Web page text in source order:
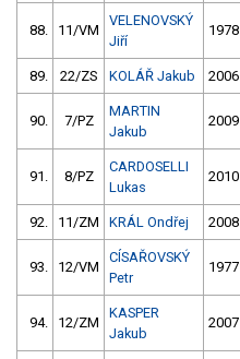
88. 11/VM
VELENOVSKÝ
Jiří
1978
89. 22/ZS KOLÁŘ Jakub 2006
90. 7/PZ
MARTIN
Jakub
2009
91. 8/PZ
CARDOSELLI
Lukas
2010
92. 11/ZM KRÁL Ondřej 2008
93. 12/VM
CÍSAŘOVSKÝ
Petr
1977
94. 12/ZM
KASPER
Jakub
2007